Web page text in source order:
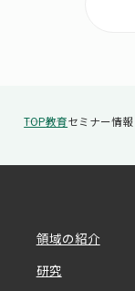
TOP教育セミナー情報
領域の紹介
研究